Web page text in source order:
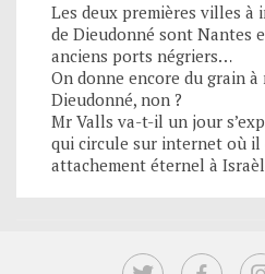
Les deux premières villes à
de Dieudonné sont Nantes
anciens ports négriers…
On donne encore du grain à
Dieudonné, non ?
Mr Valls va-t-il un jour
qui circule sur internet où il
attachement éternel à